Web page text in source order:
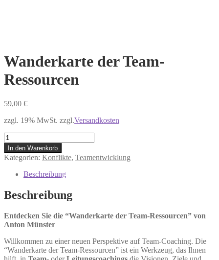
Wanderkarte der Team-
Ressourcen
59,00 €
zzgl. 19% MwSt. zzgl.Versandkosten
Wanderkarte
der
Team-
Ressourcen
Menge
In den Warenkorb
Kategorien: Konflikte, Teamentwicklung
Beschreibung
Beschreibung
Entdecken Sie die “Wanderkarte der Team-Ressourcen” von
Anton Münster
Willkommen zu einer neuen Perspektive auf Team-Coaching. Die
“Wanderkarte der Team-Ressourcen” ist ein Werkzeug, das Ihnen